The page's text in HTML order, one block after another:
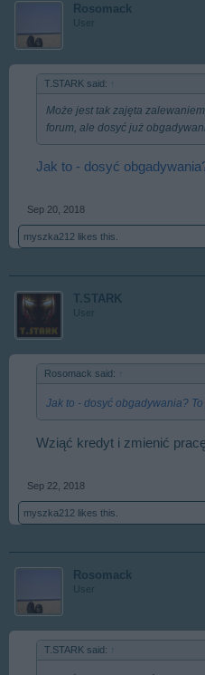
Rosomack
User
T.STARK said:
Może jest tak zajęta
forum, ale dosyć już
Jak to - dosyć
Sep 20, 2018
myszka212 likes this.
T.STARK
User
Rosomack said:
Jak to - dosyć obgadywania?
Wziąć kredyt i zmienić
Sep 22, 2018
myszka212 likes this.
Rosomack
User
T.STARK said: